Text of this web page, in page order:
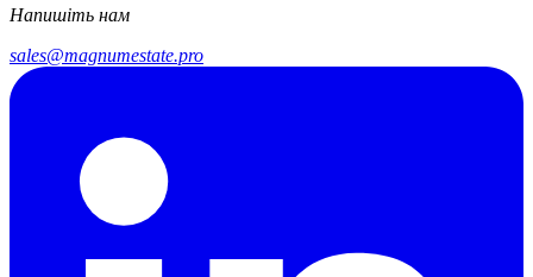
Напишіть нам
sales@magnumestate.pro